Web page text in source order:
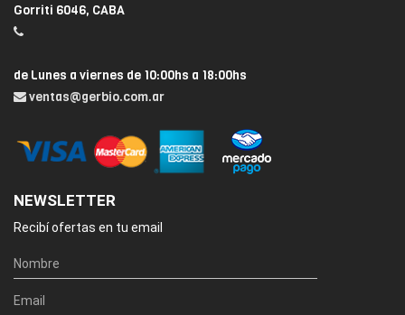
Gorriti 6046, CABA
de Lunes a viernes de 10:00hs a 18:00hs
ventas@gerbio.com.ar
NEWSLETTER
Recibí ofertas en tu email